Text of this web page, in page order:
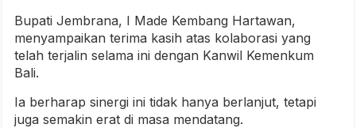
Bupati Jembrana, I Made Kembang Hartawan,
menyampaikan terima kasih atas kolaborasi yang
telah terjalin selama ini dengan Kanwil Kemenkum
Bali.
Ia berharap sinergi ini tidak hanya berlanjut, tetapi
juga semakin erat di masa mendatang.